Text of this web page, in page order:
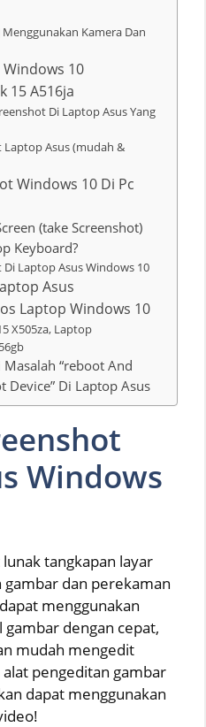
Kamera Dan
10
15 A516ja
Di Laptop Asus Yang
Laptop Asus (mudah &
Windows 10 Di Pc
(take Screenshot)
Keyboard?
Di Laptop Asus Windows 10
Asus
Laptop Windows 10
X505za, Laptop
“reboot And
Device” Di Laptop Asus
Windows
tangkapan layar
dan perekaman
menggunakan
dengan cepat,
mudah mengedit
pengeditan gambar
dapat menggunakan